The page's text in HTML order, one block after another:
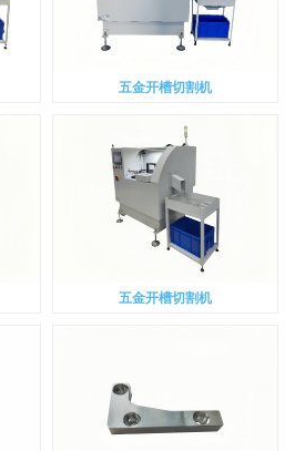
五金开槽切割机
五金开槽切割机